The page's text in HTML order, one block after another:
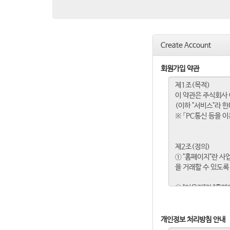
Create Account
회원가입 약관
개인정보 처리방침 안내